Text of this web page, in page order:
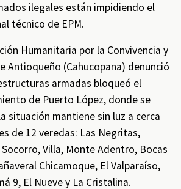
ilegales están impidiendo el
técnico de EPM.
Humanitaria por la Convivencia y
Antioqueño (Cahucopana) denunció
armadas bloqueó el
de Puerto López, donde se
situación mantiene sin luz a cerca
de 12 veredas: Las Negritas,
Villa, Monte Adentro, Bocas
Chicamoque, El Valparaíso,
9, El Nueve y La Cristalina.